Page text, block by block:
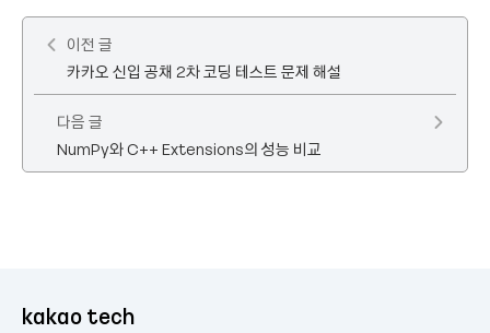
이전 글
카카오 신입 공채 2차 코딩 테스트 문제 해설
다음 글
NumPy와 C++ Extensions의 성능 비교
kakao tech